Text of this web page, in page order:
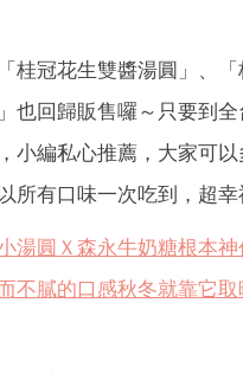
桂冠花生雙醬湯圓」、
也回歸販售囉～只要到全
小編私心推薦，大家可以
所有口味一次吃到，超幸
湯圓Ｘ森永牛奶糖根本
不膩的口感秋冬就靠它取